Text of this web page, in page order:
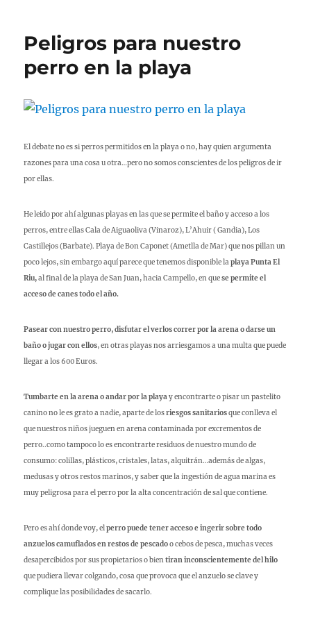
Peligros para nuestro
perro en la playa
El debate no es si perros permitidos en la playa o no, hay quien argumenta
razones para una cosa u otra…pero no somos conscientes de los peligros de ir
por ellas.
He leido por ahí algunas playas en las que se permite el baño y acceso a los
perros, entre ellasCala de Aiguaoliva (Vinaroz), L’Ahuir ( Gandia), Los
Castillejos (Barbate). Playa de Bon Caponet (Ametlla de Mar) que nos pillan un
poco lejos, sin embargo aquí parece que tenemos disponible laplaya Punta El
Riu,al final de la playa de San Juan, hacia Campello, en quese permite el
acceso de canes todo el año.
Pasear con nuestro perro, disfutar el verlos correr por la arena o darse un
baño o jugar con ellos, en otras playas nos arriesgamos a una multa que puede
llegar a los 600 Euros.
Tumbarte en la arena o andar por la playay encontrarte o pisar un pastelito
canino no le es grato a nadie, aparte de losriesgos sanitariosque conlleva el
que nuestros niños jueguen en arena contaminada por excrementos de
perro..como tampoco lo es encontrarte residuos de nuestro mundo de
consumo: colillas, plásticos, cristales, latas, alquitrán…además de algas,
medusas y otros restos marinos, y saber que la ingestión de agua marina es
muy peligrosa para el perro por la alta concentración de sal que contiene.
Pero es ahí donde voy, elperro puede tener acceso e ingerir sobre todo
anzuelos camuflados en restos de pescadoo cebos de pesca, muchas veces
desapercibidos por sus propietarios o bientiran inconscientemente del hilo
que pudiera llevar colgando, cosa que provoca que el anzuelo se clave y
complique las posibilidades de sacarlo.